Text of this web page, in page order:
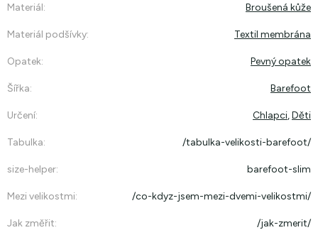
Materiál: Broušená kůže
Materiál podšívky: Textil membrána
Opatek: Pevný opatek
Šířka: Barefoot
Určení: Chlapci,Děti
Tabulka: /tabulka-velikosti-barefoot/
size-helper: barefoot-slim
Mezi velikostmi: /co-kdyz-jsem-mezi-dvemi-velikostmi/
Jak změřit: /jak-zmerit/